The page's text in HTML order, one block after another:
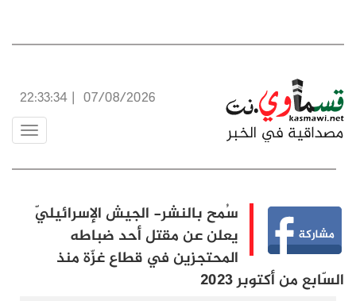
07/08/2026
|
22:33:34
Toggle
سُمح بالنشر- الجيش الإسرائيليّ
يعلن عن مقتل أحد ضباطه
المحتجزين في قطاع غزّة منذ
السّابع من أكتوبر 2023